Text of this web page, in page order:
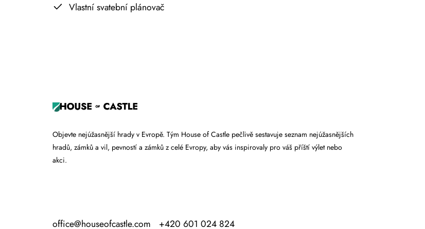
Vlastní svatební plánovač
Objevte nejúžasnější hrady v Evropě. Tým House of Castle pečlivě sestavuje seznam nejúžasnějších
hradů, zámků a vil, pevností a zámků z celé Evropy, aby vás inspirovaly pro váš příští výlet nebo
akci.
office@houseofcastle.com +420 601 024 824